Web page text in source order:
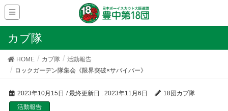
カブ隊
HOME カブ隊
活動報告
ロックガーデン隊集会《限界突破×サバイバー》
2023年10月15日 / 最終更新日 : 2023年11月6日
18団カブ隊
活動報告